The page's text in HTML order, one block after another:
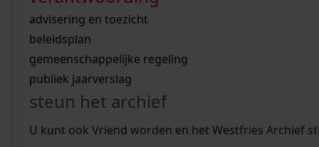
bouwvergunningen
omgevingsvergunningen
vergunningen
beeld en geluid
uitleg nodig?
Wij helpen u op weg met een aantal zoektips.
bekijk alle zoektips
Wij helpen u op weg met een aantal zoektips.
bekijk alle zoektips
bekijk ons geschiedenislokaal
advisering en toezicht
beleidsplan
gemeenschappelijke regeling
publiek jaarverslag
steun het archief
U kunt ook Vriend worden en het Westfries Archief
zoektips
Mijn Studiezaal (inloggen)
uw zoekopdracht te